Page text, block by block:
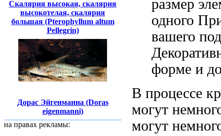
Скалярия высокая, скалярия
высокотелая, скалярия
большая (Pterophyllum altum
Pellegrin)
Дорас Эйгенманна (Doras
eigenmanni)
на правах рекламы:
размер
одного
вашего
форме и
В процессе
могут
могут